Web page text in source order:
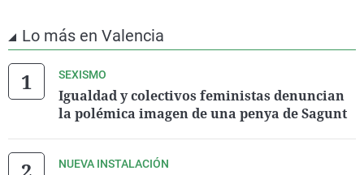
Lo más en Valencia
SEXISMO
Igualdad y colectivos feministas denuncian
la polémica imagen de una penya de Sagunt
NUEVA INSTALACIÓN